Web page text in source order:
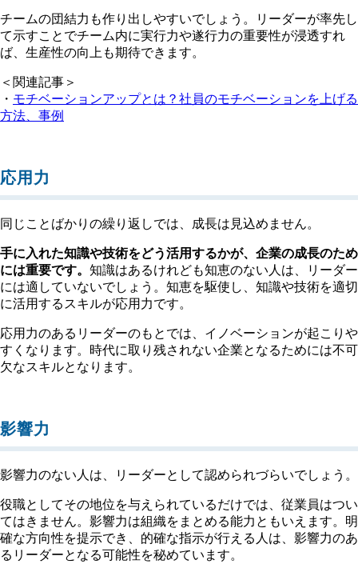
チームの団結力も作り出しやすいでしょう。リーダーが率先し
て示すことでチーム内に実行力や遂行力の重要性が浸透すれ
ば、生産性の向上も期待できます。
＜関連記事＞
・ モチベーションアップとは？社員のモチベーションを上げる
方法、事例
応用力
同じことばかりの繰り返しでは、成長は見込めません。
手に入れた知識や技術をどう活用するかが、企業の成長のため
には重要です。 知識はあるけれども知恵のない人は、リーダー
には適していないでしょう。知恵を駆使し、知識や技術を適切
に活用するスキルが応用力です。
応用力のあるリーダーのもとでは、イノベーションが起こりや
すくなります。時代に取り残されない企業となるためには不可
欠なスキルとなります。
影響力
影響力のない人は、リーダーとして認められづらいでしょう。
役職としてその地位を与えられているだけでは、従業員はつい
てはきません。影響力は組織をまとめる能力ともいえます。明
確な方向性を提示でき、的確な指示が行える人は、影響力のあ
るリーダーとなる可能性を秘めています。